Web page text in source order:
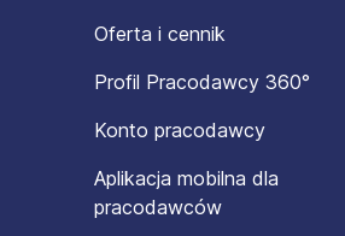
Oferta i cennik
Profil Pracodawcy 360°
Konto pracodawcy
Aplikacja mobilna dla
pracodawców